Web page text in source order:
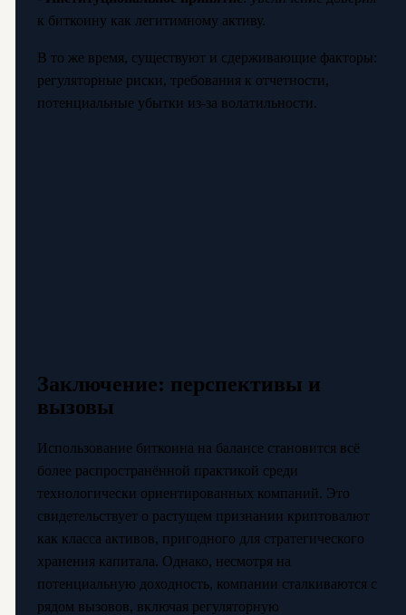
к биткоину как легитимному активу.
В то же время, существуют и сдерживающие факторы:
регуляторные риски, требования к отчетности,
потенциальные убытки из-за волатильности.
Заключение: перспективы и
вызовы
Использование биткоина на балансе становится всё
более распространённой практикой среди
технологически ориентированных компаний. Это
свидетельствует о растущем признании криптовалют
как класса активов, пригодного для стратегического
хранения капитала. Однако, несмотря на
потенциальную доходность, компании сталкиваются с
рядом вызовов, включая регуляторную